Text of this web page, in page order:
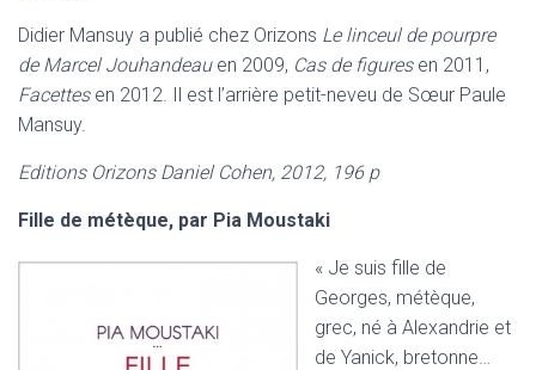
Didier Mansuy a publié chez Orizons Le linceul de pourpre
de Marcel Jouhandeauen 2009, Cas de figuresen 2011,
Facettes en 2012. Il est l’arrière petit-neveu de Sœur Paule
Mansuy.
Editions Orizons Daniel Cohen, 2012, 196 p
Fille de métèque, par Pia Moustaki
« Je suis fille de
Georges, métèque,
grec, né à Alexandrie et
de Yanick, bretonne…